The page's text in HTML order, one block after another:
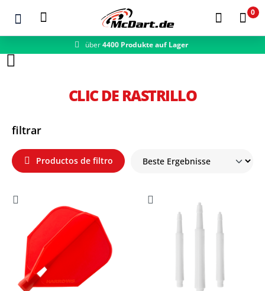
Zum Hauptinhalt springen
0
über4400 Produkte auf Lager
CLIC DE RASTRILLO
filtrar
Productos de filtro